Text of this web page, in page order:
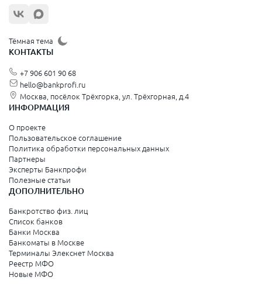
Тёмная тема
КОНТАКТЫ
+7 906 601 90 68
hello@bankprofi.ru
Москва, посёлок Трёхгорка, ул. Трёхгорная, д.4
ИНФОРМАЦИЯ
О проекте
Пользовательское соглашение
Политика обработки персональных данных
Партнеры
Эксперты Банкпрофи
Полезные статьи
ДОПОЛНИТЕЛЬНО
Банкротство физ. лиц
Список банков
Банки Москва
Банкоматы в Москве
Терминалы Элекснет Москва
Реестр МФО
Новые МФО